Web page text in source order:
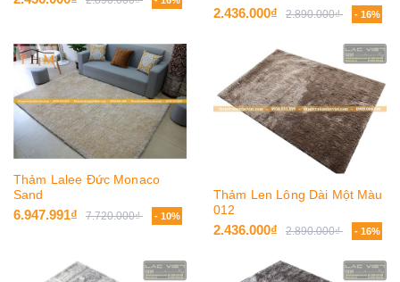
2.436.000₫ 2.890.000₫ - 16%
Thảm Lalee Đức Monaco
Sand
6.947.991₫ 7.720.000₫ - 10%
Thảm Len Lông Dài Một Màu
012
2.436.000₫ 2.890.000₫ - 16%